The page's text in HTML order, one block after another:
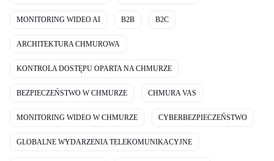
MONITORING WIDEO AI B2B B2C
ARCHITEKTURA CHMUROWA
KONTROLA DOSTĘPU OPARTA NA CHMURZE
BEZPIECZEŃSTWO W CHMURZE CHMURA VAS
MONITORING WIDEO W CHMURZE CYBERBEZPIECZEŃSTWO
GLOBALNE WYDARZENIA TELEKOMUNIKACYJNE